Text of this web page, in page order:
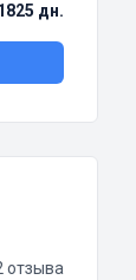
дн.
отзыва